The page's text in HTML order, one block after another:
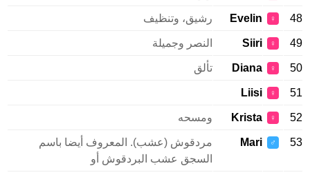
48
♀
Evelin رشيق، وتنظيف
49
♀
Siiri النصر وجميلة
50
♀
Diana تألق
51
♀
Liisi
52
♀
Krista ومسحه
53
♂
Mari
مردقوش (عشب). المعروف أيضا باسم
السجق عشب البردقوش أو